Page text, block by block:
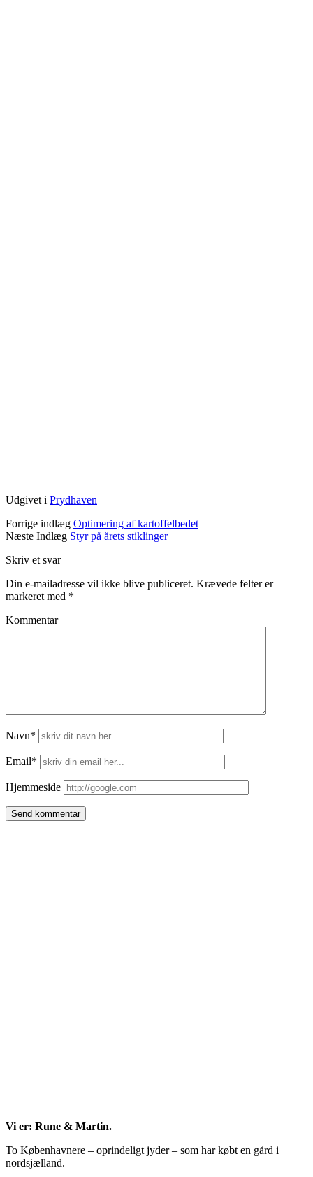
Udgivet i Prydhaven
Forrige indlæg Optimering af kartoffelbedet
Næste Indlæg Styr på årets stiklinger
Skriv et svar
Din e-mailadresse vil ikke blive publiceret. Krævede felter er
markeret med *
Kommentar
Navn*
Email*
Hjemmeside
Vi er: Rune & Martin.
To Københavnere – oprindeligt jyder – som har købt en gård i
nordsjælland.